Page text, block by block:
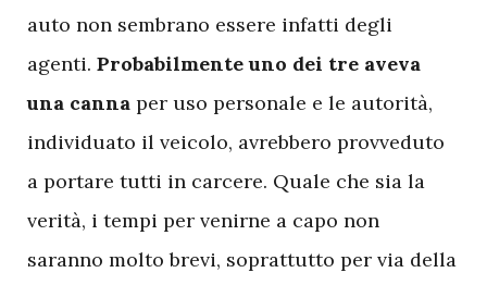
auto non sembrano essere infatti degli
agenti. Probabilmente uno dei tre aveva
una canna per uso personale e le autorità,
individuato il veicolo, avrebbero provveduto
a portare tutti in carcere. Quale che sia la
verità, i tempi per venirne a capo non
saranno molto brevi, soprattutto per via della